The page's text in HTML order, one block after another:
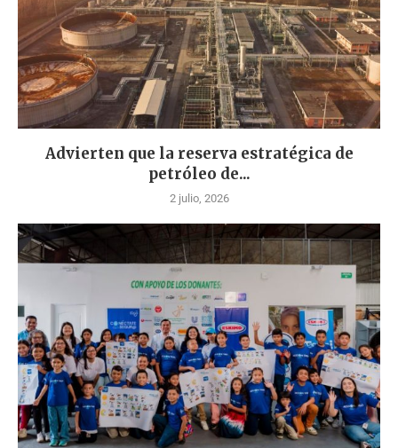
Advierten que la reserva estratégica de
petróleo de...
2 julio, 2026